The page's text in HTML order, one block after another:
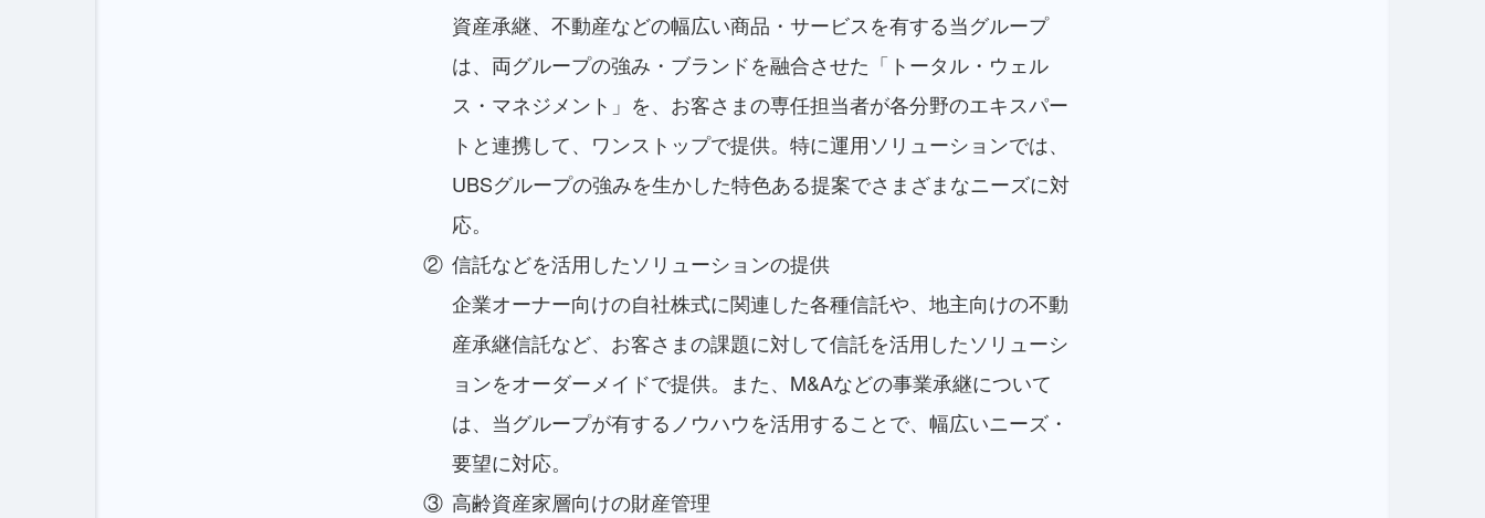
資産承継、不動産などの幅広い商品・サービスを有する当グループ
は、両グループの強み・ブランドを融合させた「トータル・ウェル
ス・マネジメント」を、お客さまの専任担当者が各分野のエキスパー
トと連携して、ワンストップで提供。特に運用ソリューションでは、
UBSグループの強みを生かした特色ある提案でさまざまなニーズに対
応。
信託などを活用したソリューションの提供
企業オーナー向けの自社株式に関連した各種信託や、地主向けの不動
産承継信託など、お客さまの課題に対して信託を活用したソリューシ
ョンをオーダーメイドで提供。また、M&Aなどの事業承継について
は、当グループが有するノウハウを活用することで、幅広いニーズ・
要望に対応。
高齢資産家層向けの財産管理